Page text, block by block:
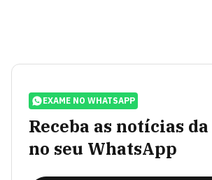
EXAME NO WHATSAPP
Receba as notícias
no seu WhatsApp